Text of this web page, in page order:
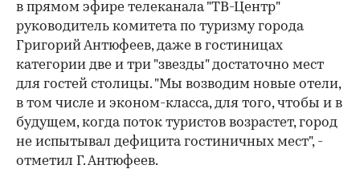
в прямом эфире телеканала "ТВ-Центр"
руководитель комитета по туризму города
Григорий Антюфеев, даже в гостиницах
категории две и три "звезды" достаточно мест
для гостей столицы. "Мы возводим новые отели,
в том числе и эконом-класса, для того, чтобы и в
будущем, когда поток туристов возрастет, город
не испытывал дефицита гостиничных мест", -
отметил Г. Антюфеев.